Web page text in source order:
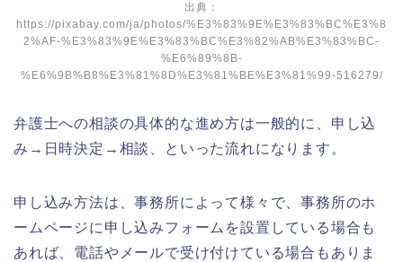
出典：
https://pixabay.com/ja/photos/%E3%83%9E%E3%83%BC%E3%8
2%AF-%E3%83%9E%E3%83%BC%E3%82%AB%E3%83%BC-
%E6%89%8B-
%E6%9B%B8%E3%81%8D%E3%81%BE%E3%81%99-516279/
弁護士への相談の具体的な進め方は一般的に、 申し込
み→日時決定→相談
、といった流れになります。
申し込み方法は、事務所によって様々で、事務所のホ
ームページに申し込みフォームを設置している場合も
あれば、電話やメールで受け付けている場合もありま